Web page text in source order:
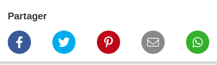
Partager